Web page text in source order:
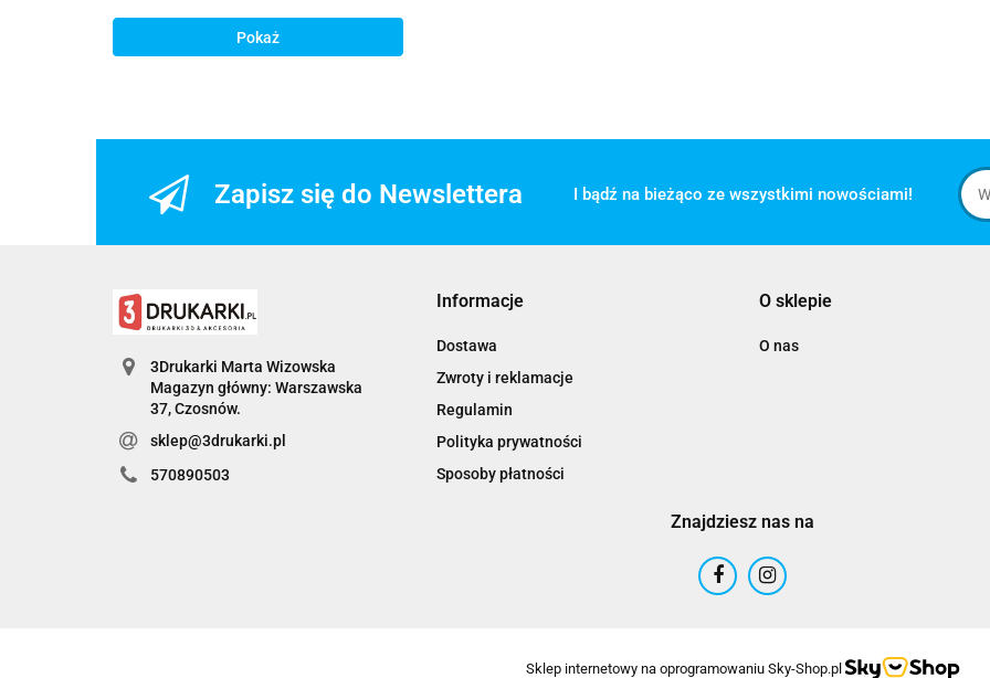
Pokaż
Zapisz się do Newslettera I bądź na bieżąco ze wszystkimi nowościami!
3Drukarki Marta Wizowska
Magazyn główny: Warszawska
sklep@3drukarki.pl
570890503
Informacje
Dostawa
Zwroty i reklamacje
Regulamin
Polityka prywatności
Sposoby płatności
O sklepie
O nas
Znajdziesz nas na
Sklep internetowy na oprogramowaniu Sky-Shop.pl